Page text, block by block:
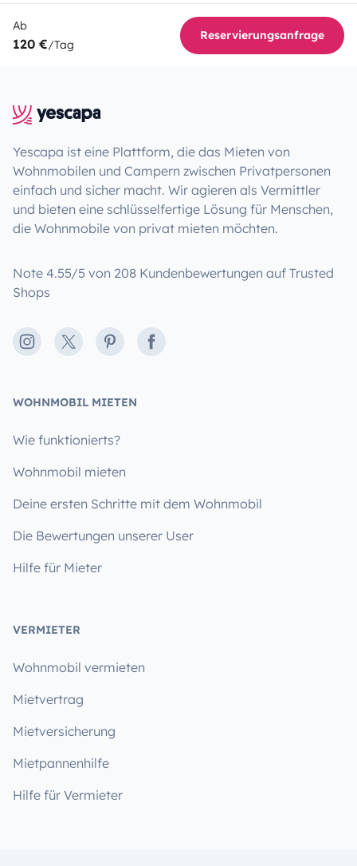
Ab
120 €/Tag
Reservierungsanfrage
Yescapa ist eine Plattform, die das Mieten von
Wohnmobilen und Campern zwischen Privatpersonen
einfach und sicher macht. Wir agieren als Vermittler
und bieten eine schlüsselfertige Lösung für Menschen,
die Wohnmobile von privat mieten möchten.
Note 4.55/5 von 208 Kundenbewertungen auf Trusted
Shops
Instagram
X PinterestFacebook
WOHNMOBIL MIETEN
Wie funktionierts?
Wohnmobil mieten
Deine ersten Schritte mit dem Wohnmobil
Die Bewertungen unserer User
Hilfe für Mieter
VERMIETER
Wohnmobil vermieten
Mietvertrag
Mietversicherung
Mietpannenhilfe
Hilfe für Vermieter